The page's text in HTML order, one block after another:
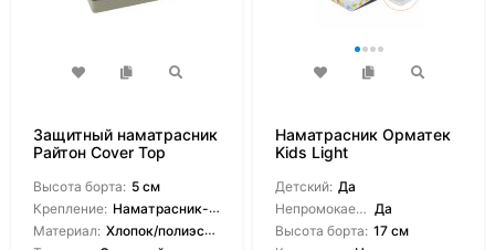
Защитный наматрасник
Райтон Cover Top
Высота борта: 5 см
Крепление: Наматрасник-чехол
Материал: Хлопок/полиэстер
Наматрасник Орматек
Kids Light
Детский: Да
Непромокаемый: Да
Высота борта: 17 см